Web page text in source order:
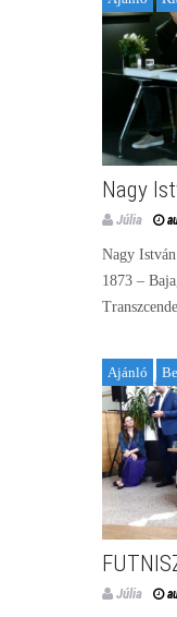
Nagy
Júlia
Nagy
1873 –
Ajánló
Júlia